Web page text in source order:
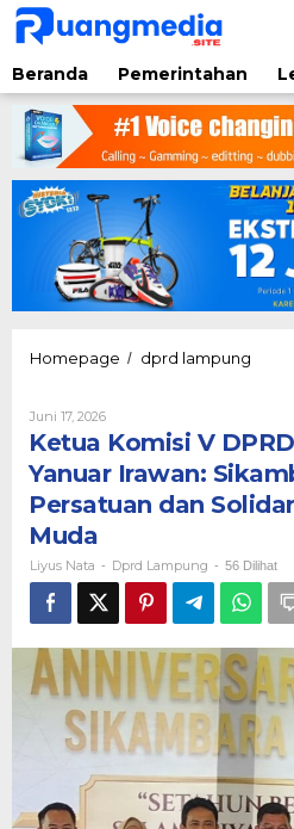
Lewati
konten
Beranda
Pemerintahan
Homepage / dprd lampung
Yanuar
Muda
Juni 17, 2026Oleh
Liyus
Nata
Ketua Komisi V
Yanuar Irawan:
Persatuan dan
Muda
Liyus Nata - Dprd Lampung - 56 Dilihat